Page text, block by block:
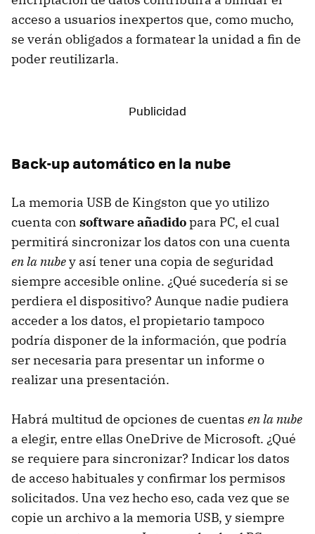
acceso a usuarios inexpertos que, como mucho,
se verán obligados a formatear la unidad a fin de
poder reutilizarla.
Back-up automático en la nube
La memoria USB de Kingston que yo utilizo
cuenta con software añadidopara PC, el cual
permitirá sincronizar los datos con una cuenta
en la nubey así tener una copia de seguridad
siempre accesible online. ¿Qué sucedería si se
perdiera el dispositivo? Aunque nadie pudiera
acceder a los datos, el propietario tampoco
podría disponer de la información, que podría
ser necesaria para presentar un informe o
realizar una presentación.
Habrá multitud de opciones de cuentas en la nube
a elegir, entre ellas OneDrive de Microsoft. ¿Qué
se requiere para sincronizar? Indicar los datos
de acceso habituales y confirmar los permisos
solicitados. Una vez hecho eso, cada vez que se
copie un archivo a la memoria USB, y siempre